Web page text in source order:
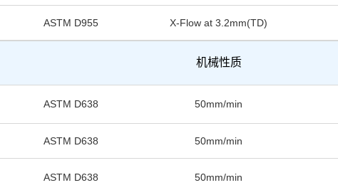
ASTM D955 X-Flow at 3.2mm(TD)
机械性质
ASTM D638 50mm/min
ASTM D638 50mm/min
ASTM D638 50mm/min